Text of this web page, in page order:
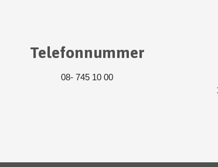
Telefonnummer
08- 745 10 00